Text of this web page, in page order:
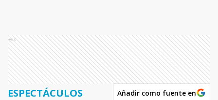
Ads
ESPECTÁCULOS Añadir como fuente en